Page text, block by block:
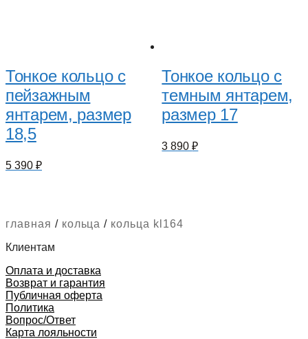
Тонкое кольцо с
пейзажным
янтарем, размер
18,5
5 390 ₽
Тонкое кольцо с
темным янтарем,
размер 17
3 890₽
главная / кольца / кольца kl164
Клиентам
Оплата и доставка
Возврат и гарантия
Публичная оферта
Политика
Вопрос/Ответ
Карта лояльности